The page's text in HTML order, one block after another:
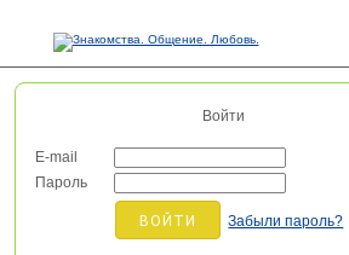
Войти
E-mail
Пароль
Забыли пароль?